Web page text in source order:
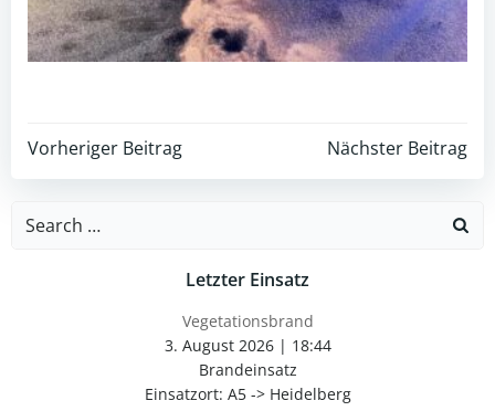
Post
navigation
Vorheriger Beitrag
Post
navigation
Nächster Beitrag
Search
Letzter Einsatz
Vegetationsbrand
3. August 2026| 18:44
Brandeinsatz
Einsatzort: A5 -> Heidelberg